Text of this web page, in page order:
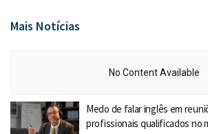
Mais Notícias
No Content Available
Medo de falar inglês em
profissionais qualificados no